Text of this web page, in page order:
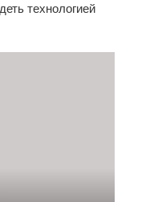
технологией